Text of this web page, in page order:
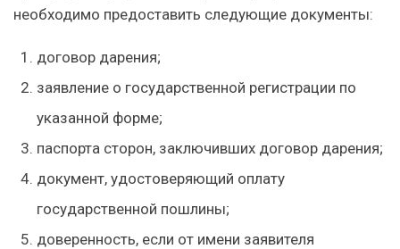
необходимо предоставить следующие документы:
договор дарения;
заявление о государственной регистрации по
указанной форме;
паспорта сторон, заключивших договор дарения;
документ, удостоверяющий оплату
государственной пошлины;
доверенность, если от имени заявителя